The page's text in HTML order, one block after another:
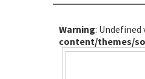
Warning: Undefined
content/themes/